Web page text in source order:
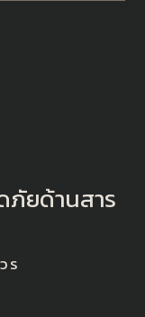
ภัยด้านสาร
ร